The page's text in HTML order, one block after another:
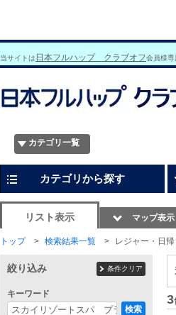
当サイトは 日本フルハップ クラブオフ会員様専
カテゴリ一覧
カテゴリから探す
リスト表示 マップ表示
トップ 検索結果一覧 レジャー・日
3
絞り込み 条件クリア
キーワード
検索